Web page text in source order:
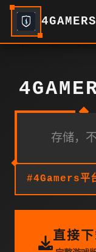
存储，
#4Gamers平
直接